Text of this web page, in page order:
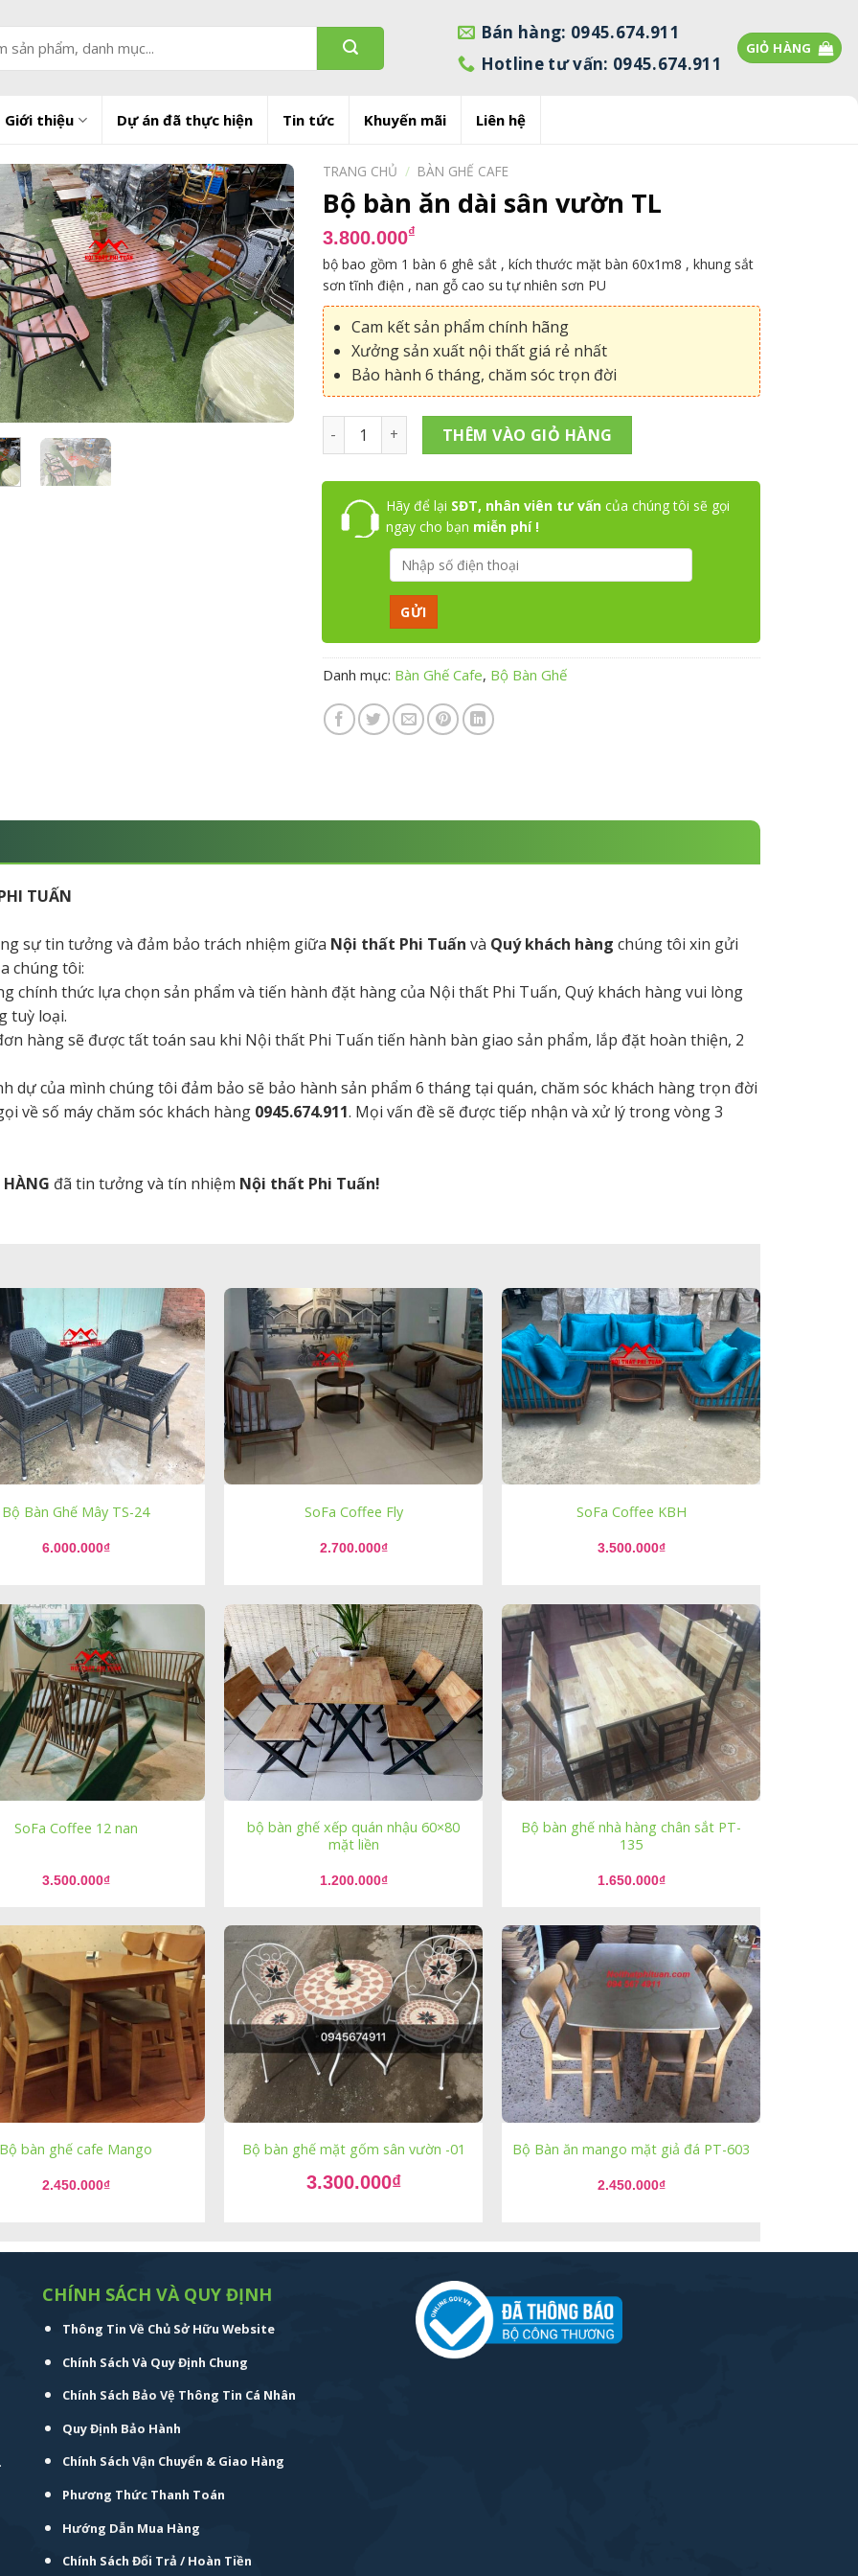
Bán hàng: 0945.674.911
Hotline tư vấn: 0945.674.911
GIỎ HÀNG
Giới thiệu Dự án đã thực hiện Tin tức Khuyến mãi Liên hệ
TRANG CHỦ / BÀN GHẾ CAFE
Bộ bàn ăn dài sân vườn TL
3.800.000₫
bộ bao gồm 1 bàn 6 ghê sắt , kích thước mặt bàn 60x1m8 , khung sắt
sơn tĩnh điện , nan gỗ cao su tự nhiên sơn PU
Cam kết sản phẩm chính hãng
Xưởng sản xuất nội thất giá rẻ nhất
Bảo hành 6 tháng, chăm sóc trọn đời
Bộ bàn ăn dài sân vườn TL số lượng
THÊM VÀO GIỎ HÀNG
Hãy để lại SĐT, nhân viên tư vấn của chúng tôi sẽ gọi
ngay cho bạn miễn phí !
Danh mục: Bàn Ghế Cafe, Bộ Bàn Ghế
TUẤN
sự tin tưởng và đảm bảo trách nhiệm giữa Nội thất Phi Tuấn và Quý khách hàng chúng tôi xin gửi
chúng tôi:
chính thức lựa chọn sản phẩm và tiến hành đặt hàng của Nội thất Phi Tuấn, Quý khách hàng vui lòng
tuỳ loại.
hàng sẽ được tất toán sau khi Nội thất Phi Tuấn tiến hành bàn giao sản phẩm, lắp đặt hoàn thiện, 2
dự của mình chúng tôi đảm bảo sẽ bảo hành sản phẩm 6 tháng tại quán, chăm sóc khách hàng trọn đời
về số máy chăm sóc khách hàng 0945.674.911. Mọi vấn đề sẽ được tiếp nhận và xử lý trong vòng 3
HÀNG đã tin tưởng và tín nhiệm Nội thất Phi Tuấn!
Bộ Bàn Ghế Mây TS-24
6.000.000₫
SoFa Coffee Fly
2.700.000₫
SoFa Coffee KBH
3.500.000₫
SoFa Coffee 12 nan
3.500.000₫
bộ bàn ghế xếp quán nhậu 60×80
mặt liền
1.200.000₫
Bộ bàn ghế nhà hàng chân sắt PT-
135
1.650.000₫
Bộ bàn ghế cafe Mango
2.450.000₫
Bộ bàn ghế mặt gốm sân vườn -01
Giá
gốc
3.300.000₫
3.300.000₫.
Bộ Bàn ăn mango mặt giả đá PT-603
2.450.000₫
CHÍNH SÁCH VÀ QUY ĐỊNH
Thông Tin Về Chủ Sở Hữu Website
Chính Sách Và Quy Định Chung
Chính Sách Bảo Vệ Thông Tin Cá Nhân
Quy Định Bảo Hành
Chính Sách Vận Chuyển & Giao Hàng
Phương Thức Thanh Toán
Hướng Dẫn Mua Hàng
Chính Sách Đổi Trả / Hoàn Tiền